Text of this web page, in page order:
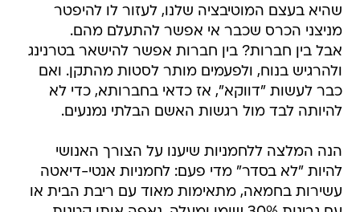
שהיא בעצם המוטיבציה שלנו, לעזור לו להיפטר
מניצני הכרס שכבר אי אפשר להתעלם מהם.
אבל בין חברות? בין חברות אפשר להישאר בטרנינג
ולהרגיש בנוח, ולפעמים מותר לסטות מהתקן. ואם
כבר לעשות "דווקא", אז כדאי בחברותא, כדי לא
להיותה לבד מול רגשות האשם הבלתי נמנעים.
הנה המלצה ללחמניות שיענו על הצורך האנושי
להיות "לא בסדר" מדי פעם: לחמניות אנטי-דיאטה
עשירות בחמאה, מתאימות מאוד עם ריבת הבית או